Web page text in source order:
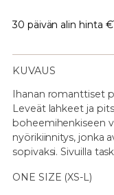
30 päivän alin hinta
KUVAUS
Ihanan romanttiset
Leveät lahkeet ja
boheemihenkiseen
nyörikiinnitys, jonka
sopivaksi. Sivuilla
ONE SIZE (XS-L)